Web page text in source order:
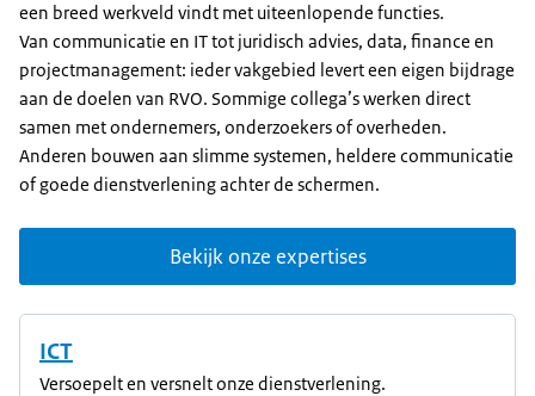
een breed werkveld vindt met uiteenlopende functies.
Van communicatie en IT tot juridisch advies, data, finance en
projectmanagement: ieder vakgebied levert een eigen bijdrage
aan de doelen van RVO. Sommige collega’s werken direct
samen met ondernemers, onderzoekers of overheden.
Anderen bouwen aan slimme systemen, heldere communicatie
of goede dienstverlening achter de schermen.
Bekijk onze expertises
ICT
Versoepelt en versnelt onze dienstverlening.